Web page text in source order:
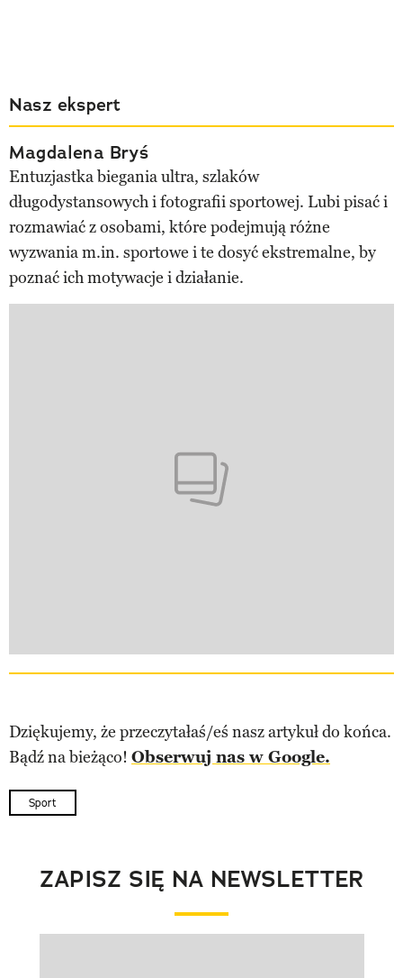
Nasz ekspert
Magdalena Bryś
Entuzjastka biegania ultra, szlaków
długodystansowych i fotografii sportowej. Lubi pisać i
rozmawiać z osobami, które podejmują różne
wyzwania m.in. sportowe i te dosyć ekstremalne, by
poznać ich motywacje i działanie.
Dziękujemy, że przeczytałaś/eś nasz artykuł do końca.
Bądź na bieżąco! Obserwuj nas w Google.
Sport
ZAPISZ SIĘ NA NEWSLETTER